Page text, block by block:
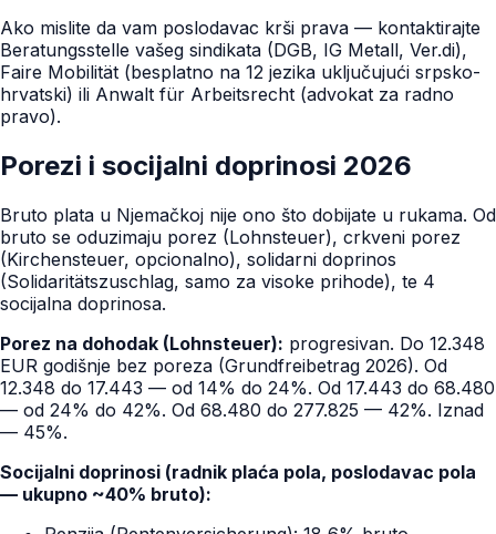
Ako mislite da vam poslodavac krši prava — kontaktirajte
Beratungsstelle vašeg sindikata (DGB, IG Metall, Ver.di),
Faire Mobilität (besplatno na 12 jezika uključujući srpsko-
hrvatski) ili Anwalt für Arbeitsrecht (advokat za radno
pravo).
Porezi i socijalni doprinosi 2026
Bruto plata u Njemačkoj nije ono što dobijate u rukama. Od
bruto se oduzimaju porez (Lohnsteuer), crkveni porez
(Kirchensteuer, opcionalno), solidarni doprinos
(Solidaritätszuschlag, samo za visoke prihode), te 4
socijalna doprinosa.
Porez na dohodak (Lohnsteuer): progresivan. Do 12.348
EUR godišnje bez poreza (Grundfreibetrag 2026). Od
12.348 do 17.443 — od 14% do 24%. Od 17.443 do 68.480
— od 24% do 42%. Od 68.480 do 277.825 — 42%. Iznad
— 45%.
Socijalni doprinosi (radnik plaća pola, poslodavac pola
— ukupno ~40% bruto):